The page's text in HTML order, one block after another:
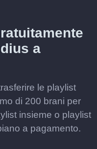
a
le playlist
di 200 brani per
insieme o playlist
a pagamento.